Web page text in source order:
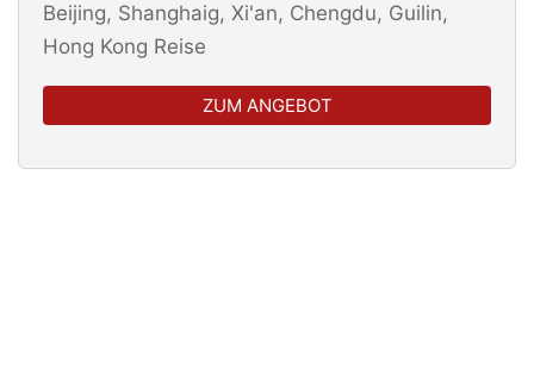
Beijing, Shanghaig, Xi'an, Chengdu, Guilin,
Hong Kong Reise
ZUM ANGEBOT